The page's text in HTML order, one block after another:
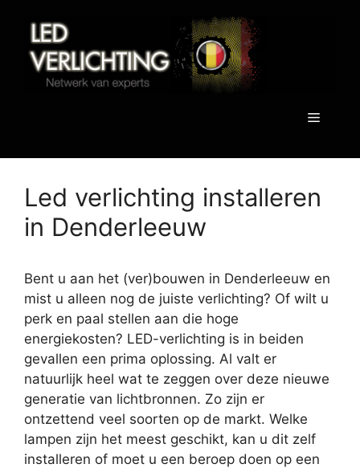
inhoud
Menu
Led verlichting installeren
in Denderleeuw
Bent u aan het (ver)bouwen in Denderleeuw en
mist u alleen nog de juiste verlichting? Of wilt u
perk en paal stellen aan die hoge
energiekosten? LED-verlichting is in beiden
gevallen een prima oplossing. Al valt er
natuurlijk heel wat te zeggen over deze nieuwe
generatie van lichtbronnen. Zo zijn er
ontzettend veel soorten op de markt. Welke
lampen zijn het meest geschikt, kan u dit zelf
installeren of moet u een beroep doen op een